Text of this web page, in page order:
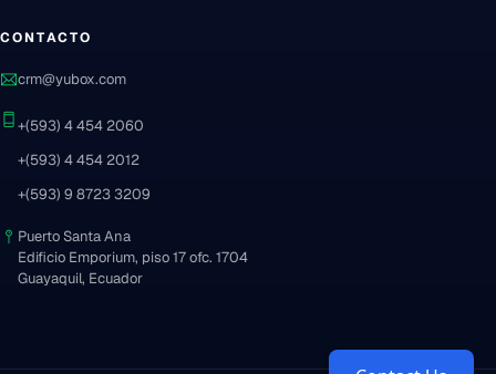
CONTACTO
crm@yubox.com
+(593) 4 454 2060
+(593) 4 454 2012
+(593) 9 8723 3209
Puerto Santa Ana
Edificio Emporium, piso 17 ofc. 1704
Guayaquil, Ecuador